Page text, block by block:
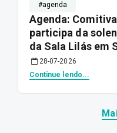
#agenda
Agenda:
participa da
da Sala Lilás em
28-07-2026
Continue lendo...